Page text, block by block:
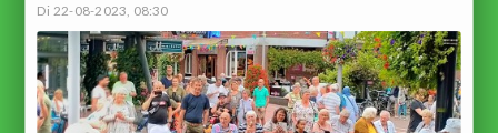
Di 22-08-2023, 08:30